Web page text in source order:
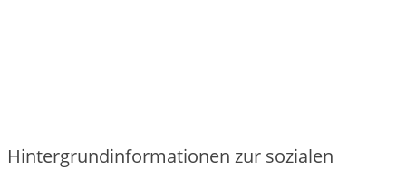
Hintergrundinformationen zur sozialen